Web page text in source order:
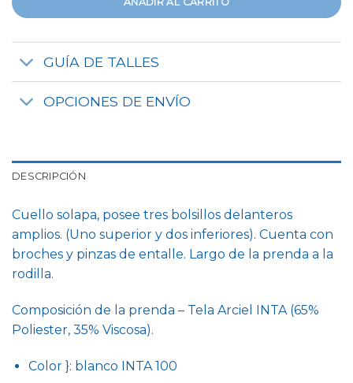
GUÍA DE TALLES
OPCIONES DE ENVÍO
DESCRIPCIÓN
Cuello solapa, posee tres bolsillos delanteros
amplios. (Uno superior y dos inferiores). Cuenta con
broches y pinzas de entalle. Largo de la prenda a la
rodilla.
Composición de la prenda – Tela Arciel INTA (65%
Poliester, 35% Viscosa).
Color }: blanco INTA 100